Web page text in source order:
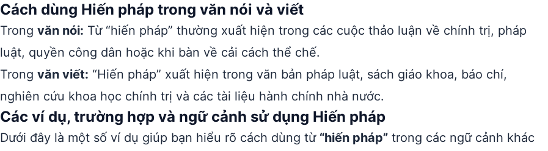
Cách dùng Hiến pháp trong văn nói và viết
Trong văn nói: Từ “hiến pháp” thường xuất hiện trong các cuộc thảo luận về chính trị, pháp
luật, quyền công dân hoặc khi bàn về cải cách thể chế.
Trong văn viết: “Hiến pháp” xuất hiện trong văn bản pháp luật, sách giáo khoa, báo chí,
nghiên cứu khoa học chính trị và các tài liệu hành chính nhà nước.
Các ví dụ, trường hợp và ngữ cảnh sử dụng Hiến pháp
Dưới đây là một số ví dụ giúp bạn hiểu rõ cách dùng từ “hiến pháp” trong các ngữ cảnh khác